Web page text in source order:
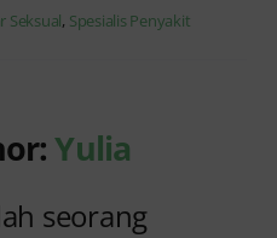
Seksual, Spesialis Penyakit
Yulia
seorang